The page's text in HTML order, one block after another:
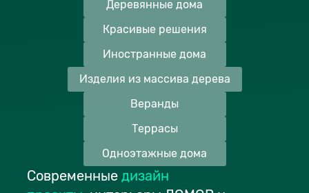
Деревянные дома
Красивые решения
Иностранные дома
Изделия из массива дерева
Веранды
Террасы
Одноэтажные дома
Современные дизайн